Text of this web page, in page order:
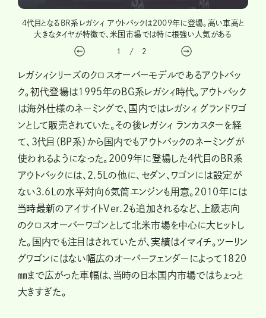
4代目となるBR系レガシィ アウトバックは2009年に登場。高い車高と
大きなタイヤが特徴で、米国市場では特に根強い人気がある
1 / 2
レガシィシリーズのクロスオーバーモデルであるアウトバッ
ク。初代登場は1995年のBG系レガシィ時代。アウトバック
は海外仕様のネーミングで、国内ではレガシィ グランドワゴ
ンとして販売されていた。その後レガシィ ランカスターを経
て、3代目（BP系）から国内でもアウトバックのネーミングが
使われるようになった。2009年に登場した4代目のBR系
アウトバックには、2.5Lの他に、セダン、ワゴンには設定が
ない3.6Lの水平対向6気筒エンジンも用意。2010年には
当時最新のアイサイトVer.2も追加されるなど、上級志向
のクロスオーバーワゴンとして北米市場を中心に大ヒットし
た。国内でも注目はされていたが、実績はイマイチ。ツーリン
グワゴンにはない幅広のオーバーフェンダーによって1820
㎜まで広がった車幅は、当時の日本国内市場ではちょっと
大きすぎた。